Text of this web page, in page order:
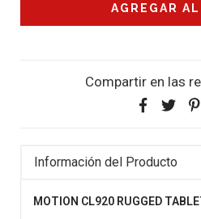
Compartir en las
Información del Producto
MOTION CL920 RUGGED